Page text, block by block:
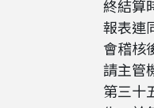
終結算
報表連
會稽核
請主管
第三十